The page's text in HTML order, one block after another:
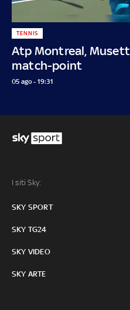
Atp Montreal,
match-point
TENNIS
05 ago - 19:31
I siti Sky:
SKY SPORT
SKY TG24
SKY VIDEO
SKY ARTE